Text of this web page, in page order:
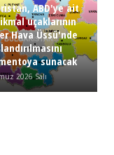
ABD'ye ait
uçaklarının
Hava Üssü'nde
sunacak
2026 Salı